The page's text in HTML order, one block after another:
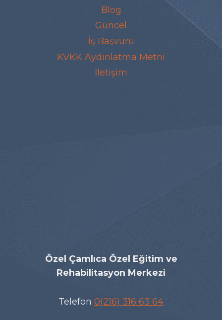
Blog
Güncel
İş Başvuru
KVKK Aydınlatma Metni
İletişim
Özel Çamlıca Özel Eğitim ve
Rehabilitasyon Merkezi
Telefon 0(216) 316 63 64